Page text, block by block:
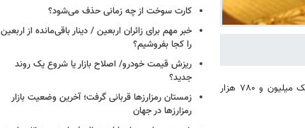
به گزارش خبرگزاری خبرآنلاین، گزارش‌ها حاکی از آن است که هر قطعه سکه امامی با کاهش یک میلیون و ۷۸۰ هزار
کارت سوخت از چه زمانی حذف می‌شود؟
خبر مهم برای زائران اربعین / دینار باقی‌مانده از اربعین
را کجا بفروشیم؟
ریزش قیمت خودرو/ اصلاح بازار یا شروع یک روند
جدید؟
زمستان رمزارزها قربانی گرفت؛ آخرین وضعیت بازار
رمزارزها در جهان